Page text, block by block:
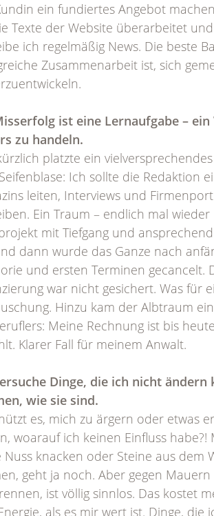
ein fundiertes Angebot
Texte der Website überarbeitet
ich regelmäßig News. Die beste
Zusammenarbeit ist, sich
ist eine Lernaufgabe –
zu handeln.
platzte ein
Ich sollte die Redaktion
leiten, Interviews und
Ein Traum – endlich mal wieder
mit Tiefgang und
dann wurde das Ganze nach
und ersten Terminen gecancelt.
war nicht gesichert. Was für
Hinzu kam der Albtraum
Meine Rechnung ist bis
Klarer Fall für meinem Anwalt.
Dinge, die ich nicht ändern
wie sie sind.
es, mich zu ärgern oder etwas
woarauf ich keinen Einfluss habe?!
Nuss knacken oder Steine aus dem
geht ja noch. Aber gegen Mauern
ist völlig sinnlos. Das kostet
als es mir wert ist. Dinge, die